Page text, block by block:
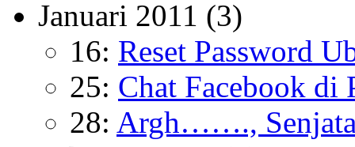
Januari 2011 (3)
16: Reset Password
25: Chat Facebook di
28: Argh……., Senjata